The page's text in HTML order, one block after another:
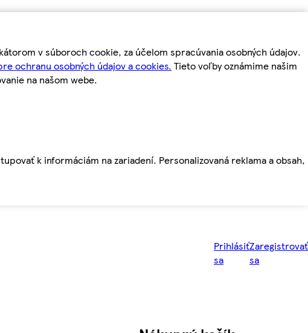
v súboroch cookie, za účelom spracúvania osobných údajov.
ochranu osobných údajov a cookies. Tieto voľby oznámime našim
na našom webe.
k informáciám na zariadení. Personalizovaná reklama a obsah,
Prihlásiť
sa
Zaregistrovať
sa